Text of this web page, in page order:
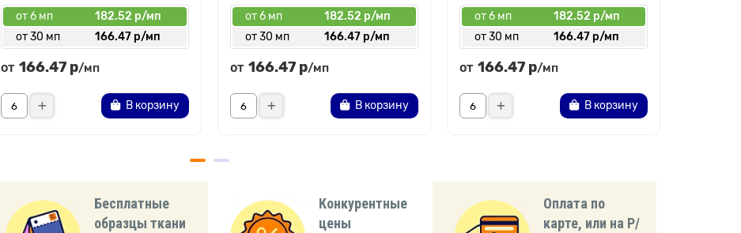
от 6 мп
182.52 р/мп
от 30 мп
166.47 р/мп
от 166.47 р/мп
В корзину
от 6 мп
182.52 р/мп
от 30 мп
166.47 р/мп
от 166.47 р/мп
В корзину
от 6 мп
182.52 р/мп
от 30 мп
166.47 р/мп
от 166.47 р/мп
В корзину
Бесплатные
образцы ткани
Конкурентные
цены
Оплата по
карте, или на Р/